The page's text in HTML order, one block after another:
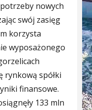
nowych
swój zasięg
korzysta
wyposażonego
rynkową spółki
finansowe.
133 mln